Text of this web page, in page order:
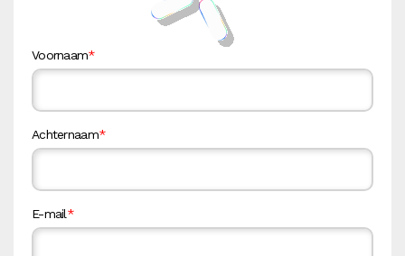
Voornaam*
Achternaam*
E-mail*